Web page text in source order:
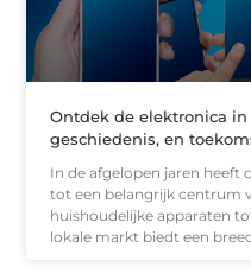
Ontdek de elektronica in
geschiedenis, en
In de afgelopen jaren heeft
tot een belangrijk centrum
huishoudelijke apparaten
lokale markt biedt een